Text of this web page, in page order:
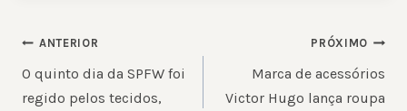
NAVEGAÇÃO
DE
POST
ANTERIOR
O quinto dia da SPFW foi
regido pelos tecidos,
PRÓXIMO
Marca de acessórios
Victor Hugo lança roupa